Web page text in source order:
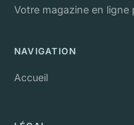
Votre magazine en
NAVIGATION
Accueil